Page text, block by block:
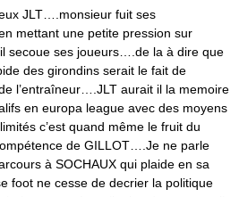
JLT….monsieur fuit ses
mettant une petite pression sur
secoue ses joueurs….de la à dire que
des girondins serait le fait de
l’entraîneur….JLT aurait il la memoire
en europa league avec des moyens
c’est quand même le fruit du
de GILLOT….Je ne parle
à SOCHAUX qui plaide en sa
foot ne cesse de decrier la politique